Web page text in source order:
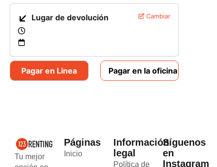
Lugar de devolución Cambiar
Pagar en Linea Pagar en la oficina
Tu mejor
Páginas
Inicio
Información
legal
Política de
Síguenos
en
Instagram